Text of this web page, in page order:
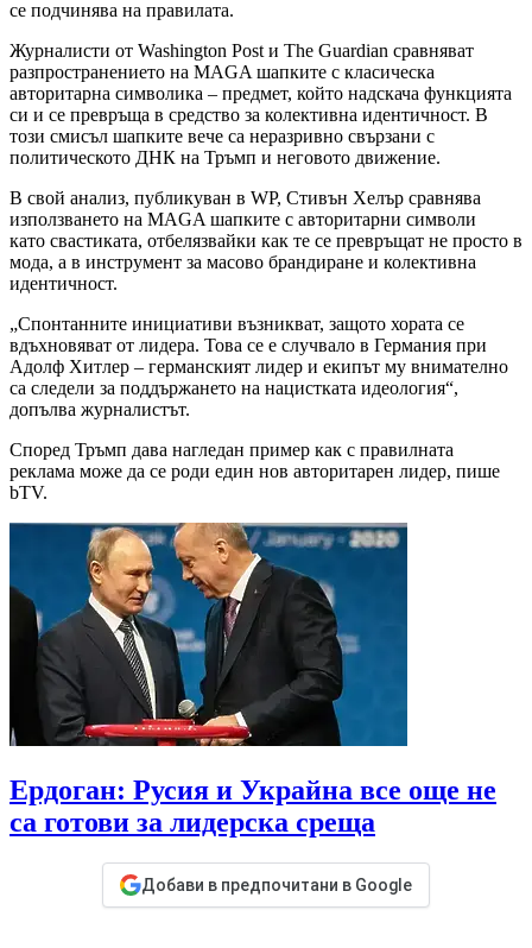
се подчинява на правилата.
Журналисти от Washington Post и The Guardian сравняват
разпространението на MAGA шапките с класическа
авторитарна символика – предмет, който надскача функцията
си и се превръща в средство за колективна идентичност. В
този смисъл шапките вече са неразривно свързани с
политическото ДНК на Тръмп и неговото движение.
В свой анализ, публикуван в WP, Стивън Хелър сравнява
използването на MAGA шапките с авторитарни символи
като свастиката, отбелязвайки как те се превръщат не просто в
мода, а в инструмент за масово брандиране и колективна
идентичност.
„Спонтанните инициативи възникват, защото хората се
вдъхновяват от лидера. Това се е случвало в Германия при
Адолф Хитлер – германският лидер и екипът му внимателно
са следели за поддържането на нацистката идеология“,
допълва журналистът.
Според Тръмп дава нагледан пример как с правилната
реклама може да се роди един нов авторитарен лидер, пише
bTV.
Ердоган: Русия и Украйна все още не
са готови за лидерска среща
Добави в предпочитани в Google